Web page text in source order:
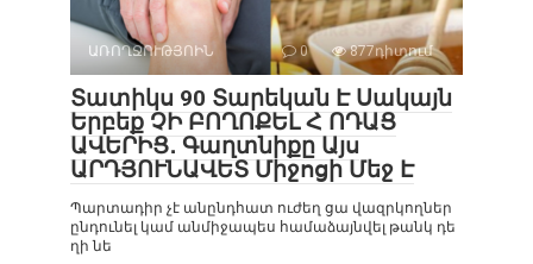
ԱՌՈՂՋՈՒԹՅՈԻՆ 0 877դիտում
Տատիկս 90 Տարեկան Է Սակայն
Երբեք ՉԻ ԲՈՂՈՔԵԼ Հ ՈԴԱՑ
ԱՎԵՐԻՑ․ Գաղտնիքը Այս
ԱՐԴՅՈՒՆԱՎԵՏ Միջոցի Մեջ Է
Պարտադիր չէ անընդհատ ուժեղ ցա վազրկողներ
ընդունել կամ անմիջապես համաձայնվել թանկ դե
ղի նե